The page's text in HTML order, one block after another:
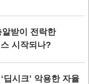
받이 전락한
시작되나?
시크’ 악용한 자율